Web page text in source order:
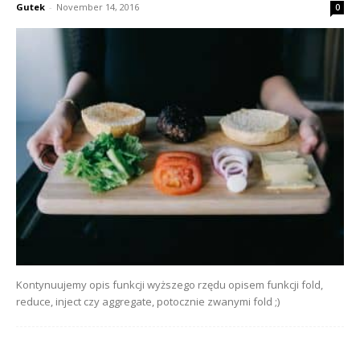
Gutek - November 14, 2016 0
Kontynuujemy opis funkcji wyższego rzędu opisem funkcji fold,
reduce, inject czy aggregate, potocznie zwanymi fold ;)